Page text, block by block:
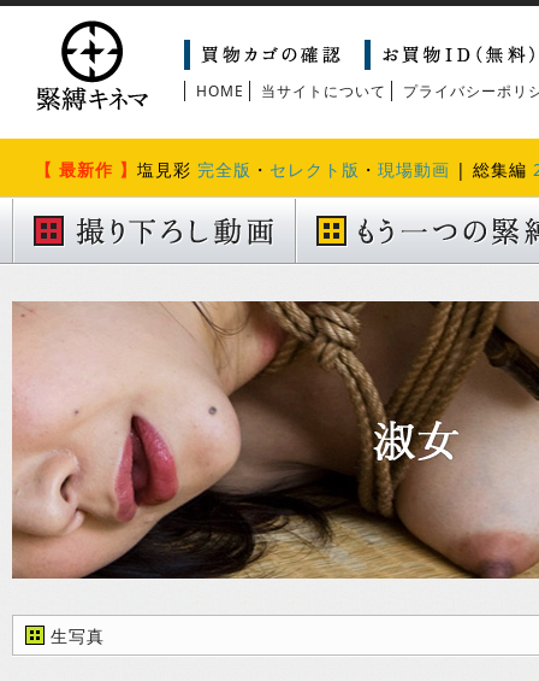
HOME 当サイトについて プライバシーポリ
【 最新作 】 塩見彩 完全版 ・ セレクト版 ・ 現場動画 | 総集編
生写真